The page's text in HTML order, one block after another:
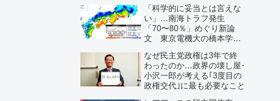
「科学的に妥当とは言えな
い」…南海トラフ発生
「70〜80％」めぐり新論
文 東京電機大の橋本学特
なぜ民主党政権は3年で終
わったのか…政界の壊し屋･
小沢一郎が考える｢3度目の
政権交代｣に最も必要なこと